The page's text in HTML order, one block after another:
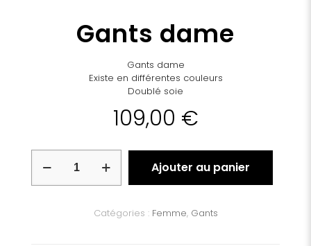
Gants dame
Gants dame
Existe en différentes couleurs
Doublé soie
109,00 €
Gants
Ajouter au panier
Catégories : Femme, Gants